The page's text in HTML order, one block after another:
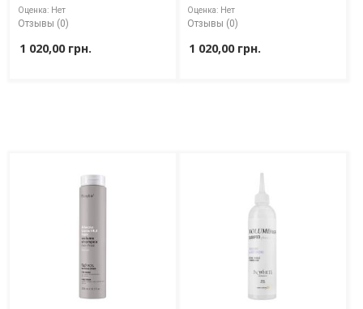
Оценка: Нет
Отзывы (0)
1 020,00 грн.
Оценка: Нет
Отзывы (0)
1 020,00 грн.